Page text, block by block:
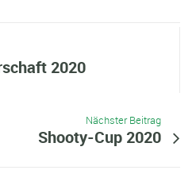
2020
Nächster Beitrag
Shooty-Cup 2020